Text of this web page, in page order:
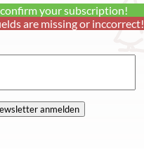
confirm your subscription!
are missing or inccorrect!